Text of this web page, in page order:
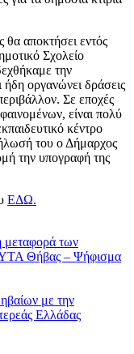
αποκτήσει εντός
Σχολείο
την
ήδη οργανώνει δράσεις
Σε εποχές
είναι πολύ
κέντρο
του ο Δήμαρχος
την υπογραφή της
ΕΔΩ.
μεταφορά των
Θήβας – Ψήφισμα
με την
Ελλάδας